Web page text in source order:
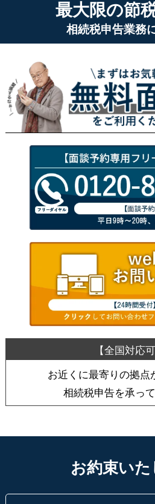
最大限の節
相続税申告業務
お近くに最寄りの拠点
相続税申告を承って
お約束い